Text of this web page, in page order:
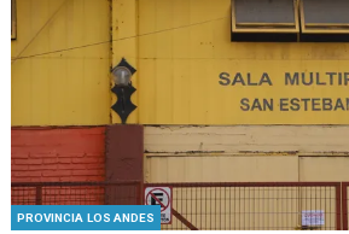
PROVINCIA LOS ANDES